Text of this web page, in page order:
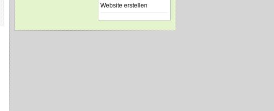
Website erstellen